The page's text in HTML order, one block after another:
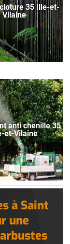
35 Ille-et-
Vilaine
anti chenille 35
et-Vilaine
à Saint
une